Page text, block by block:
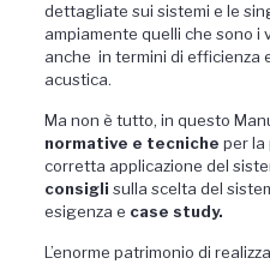
dettagliate sui sistemi e le
ampiamente quelli che sono
anche in termini di efficienza
acustica.
Ma non è tutto, in questo
normative e tecniche per la
corretta applicazione del
consigli sulla scelta del
esigenza e case study.
L’enorme patrimonio di